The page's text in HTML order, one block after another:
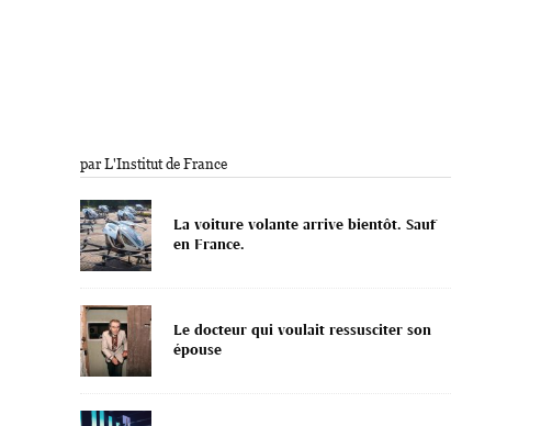
par L'Institut de France
La voiture volante arrive bientôt. Sauf
en France.
Le docteur qui voulait ressusciter son
épouse